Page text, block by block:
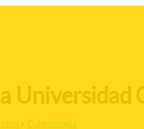
Universidad
Odontología